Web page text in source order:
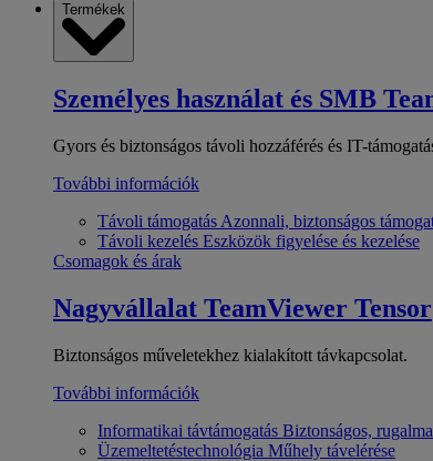
Termékek
Személyes használat és SMB
Gyors és biztonságos távoli hozzáférés és IT-
További információk
Távoli támogatás Azonnali, biztonságos
Távoli kezelés Eszközök figyelése és kezelése
Csomagok és árak
Nagyvállalat TeamViewer Tensor
Biztonságos műveletekhez kialakított távkapcsolat.
További információk
Informatikai távtámogatás Biztonságos,
Üzemeltetéstechnológia Műhely távelérése